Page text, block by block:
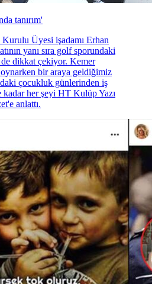
tanırım'
Üyesi işadamı Erhan
yanı sıra golf sporundaki
dikkat çekiyor. Kemer
bir araya geldiğimiz
çocukluk günlerinden iş
kadar her şeyi HT Kulüp Yazı
anlattı.